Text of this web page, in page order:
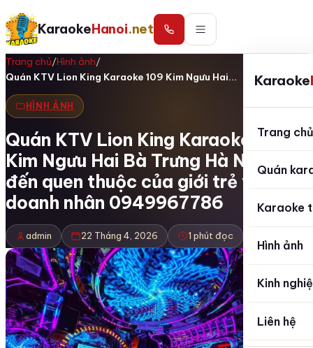
KaraokeHanoi.net
Karaoke
Trang chủ
Quán
Karaoke
Hình ảnh
Kinh
Liên hệ
Trang chủ/Hình ảnh/
Quán KTV Lion King Karaoke 109 Kim Ngưu Hai…
HÌNH ẢNH
Quán KTV Lion King Karaoke 109
Kim Ngưu Hai Bà Trưng Hà Nội điểm
đến quen thuộc của giới trẻ và
doanh nhân 0949967786
admin 22 Tháng 4, 2026 1 phút đọc